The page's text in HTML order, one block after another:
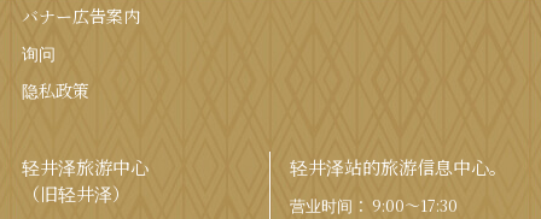
バナー広告案内
询问
隐私政策
轻井泽旅游中心
（旧轻井泽）
轻井泽站的旅游信息中心。
营业时间： 9:00〜17:30